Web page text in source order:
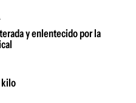
y enlentecido por la
kilo